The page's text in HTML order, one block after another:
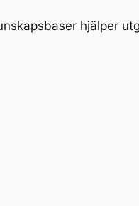
hjälper